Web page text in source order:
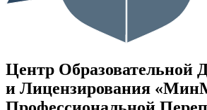
Центр Образовательной
и Лицензирования